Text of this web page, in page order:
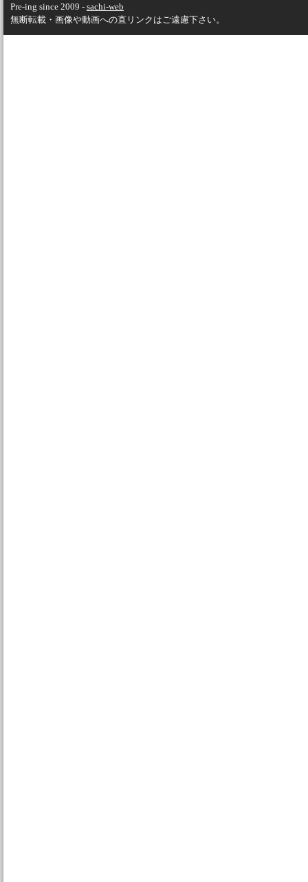
Pre-ing since 2009 - sachi-web
無断転載・画像や動画への直リンクはご遠慮下さい。